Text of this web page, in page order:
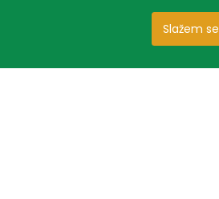
Slažem se